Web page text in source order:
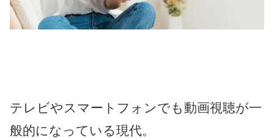
テレビやスマートフォンでも動画視聴が一
般的になっている現代。